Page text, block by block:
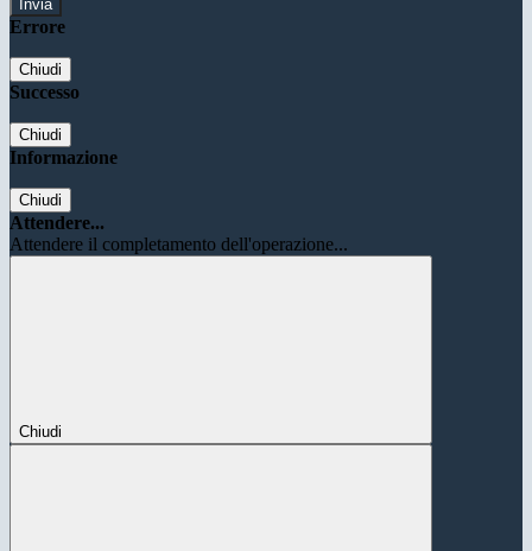
Errore
Chiudi
Successo
Chiudi
Informazione
Chiudi
Attendere...
Attendere il completamento dell'operazione...
Chiudi